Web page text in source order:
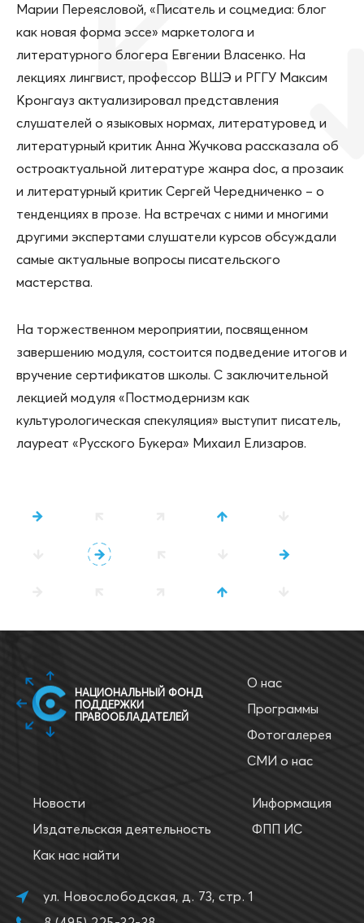
Марии Переясловой, «Писатель и соцмедиа: блог
как новая форма эссе» маркетолога и
литературного блогера Евгении Власенко. На
лекциях лингвист, профессор ВШЭ и РГГУ Максим
Кронгауз актуализировал представления
слушателей о языковых нормах, литературовед и
литературный критик Анна Жучкова рассказала об
остроактуальной литературе жанра doc, а прозаик
и литературный критик Сергей Чередниченко – о
тенденциях в прозе. На встречах с ними и многими
другими экспертами слушатели курсов обсуждали
самые актуальные вопросы писательского
мастерства.
На торжественном мероприятии, посвященном
завершению модуля, состоится подведение итогов и
вручение сертификатов школы. С заключительной
лекцией модуля «Постмодернизм как
культурологическая спекуляция» выступит писатель,
лауреат «Русского Букера» Михаил Елизаров.
НАЦИОНАЛЬНЫЙ ФОНД
ПОДДЕРЖКИ
ПРАВООБЛАДАТЕЛЕЙ
О нас
Программы
Фотогалерея
СМИ о нас
Новости
Издательская деятельность
Как нас найти
Информация
ФПП ИС
ул. Новослободская, д. 73, стр. 1